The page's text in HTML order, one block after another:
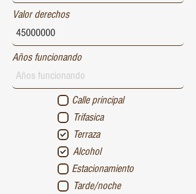
Valor derechos
Años funcionando
Calle principal
Trifasica
Terraza
Alcohol
Estacionamiento
Tarde/noche